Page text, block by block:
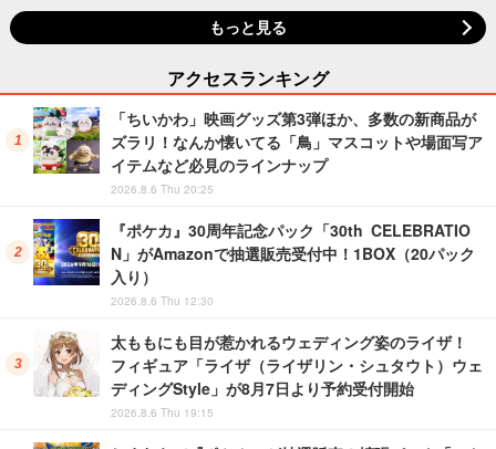
もっと見る
アクセスランキング
「ちいかわ」映画グッズ第3弾ほか、多数の新商品が
ズラリ！なんか懐いてる「鳥」マスコットや場面写ア
イテムなど必見のラインナップ
2026.8.6 Thu 20:25
『ポケカ』30周年記念パック「30th CELEBRATIO
N」がAmazonで抽選販売受付中！1BOX（20パック
入り）
2026.8.6 Thu 12:30
太ももにも目が惹かれるウェディング姿のライザ！
フィギュア「ライザ（ライザリン・シュタウト）ウェ
ディングStyle」が8月7日より予約受付開始
2026.8.6 Thu 19:15